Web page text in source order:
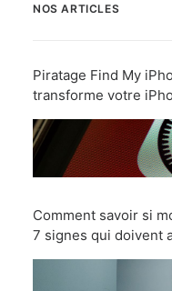
NOS ARTICLES
Piratage Find My
transforme votre
Comment savoir si
7 signes qui doivent